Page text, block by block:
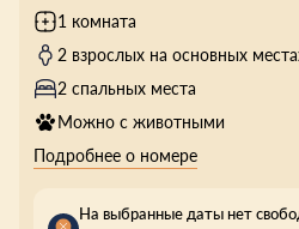
1 комната
2 взрослых на основных
2 спальных места
Можно с животными
Подробнее о номере
На выбранные даты нет